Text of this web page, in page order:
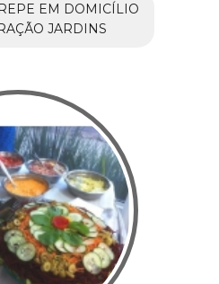
EM DOMICÍLIO
JARDINS